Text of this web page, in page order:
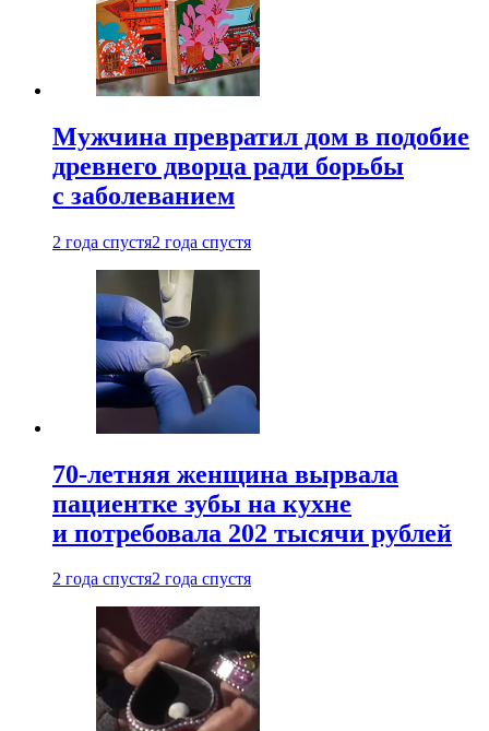
Мужчина превратил дом в подобие
древнего дворца ради борьбы
с заболеванием
2 года спустя2 года спустя
70-летняя женщина вырвала
пациентке зубы на кухне
и потребовала 202 тысячи рублей
2 года спустя2 года спустя